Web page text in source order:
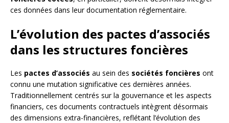
ces données dans leur documentation réglementaire.
L’évolution des pactes d’associés
dans les structures foncières
Les pactes d’associés au sein des sociétés foncières ont
connu une mutation significative ces dernières années.
Traditionnellement centrés sur la gouvernance et les aspects
financiers, ces documents contractuels intègrent désormais
des dimensions extra-financières, reflétant l’évolution des